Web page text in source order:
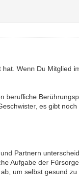
Wenn Du Mitglied
berufliche
es gibt
Partnern
Aufgabe der
um selbst gesund